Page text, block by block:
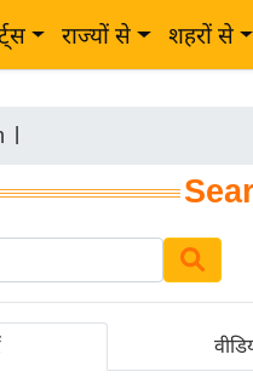
राज्यों से शहरों से